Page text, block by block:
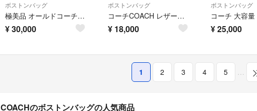
ボストンバッグ
極美品 オールドコーチ 2way ボストンバッグ ビジネスバッグ レザー 濃茶
¥30,000
ボストンバッグ
コーチCOACH レザーボストンバッグ
¥ 18,000
ボストンバッグ
¥25,000
1 2 3 4 5 …
COACHのボストンバッグの人気商品